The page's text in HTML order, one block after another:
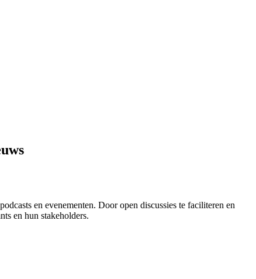
en evenementen. Door open discussies te faciliteren en
en hun stakeholders.